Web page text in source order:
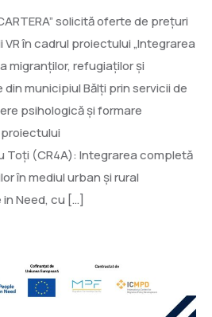
solicită oferte de prețuri
în cadrul proiectului „Integrarea
migranților, refugiaților și
municipiul Bălți prin servicii de
psihologică și formare
Toți (CR4A): Integrarea completă
în mediul urban și rural
Need, cu […]